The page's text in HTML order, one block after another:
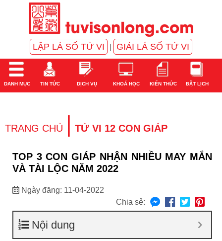
LẬP LÁ SỐ TỬ VI GIẢI LÁ SỐ TỬ VI
DANH MỤC TIN TỨC DỊCH VỤ KHOÁ HỌC KIẾN THỨC ĐẶT LỊCH
TRANG CHỦ | TỬ VI 12 CON GIÁP
TOP 3 CON GIÁP NHẬN NHIỀU MAY MẮN
VÀ TÀI LỘC NĂM 2022
Ngày đăng: 11-04-2022
Chia sẻ:
Nội dung